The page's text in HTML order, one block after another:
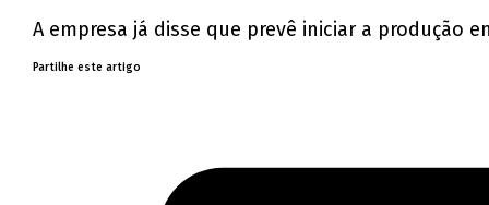
A empresa já disse que prevê iniciar a produção
Partilhe este artigo